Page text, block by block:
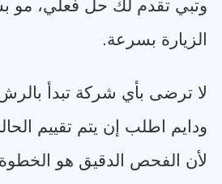
وتبي تقدم لك حل فعلي،
الزيارة بسرعة.
لا ترضى بأي شركة تبدأ
ودايم اطلب إن يتم تقييم
لأن الفحص الدقيق هو الخطوة